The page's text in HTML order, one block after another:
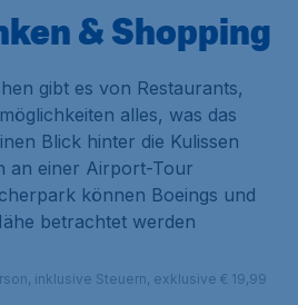
& Shopping
gibt es von Restaurants,
alles, was das
Blick hinter die Kulissen
an einer Airport-Tour
können Boeings und
betrachtet werden
inklusive Steuern, exklusive € 19,99